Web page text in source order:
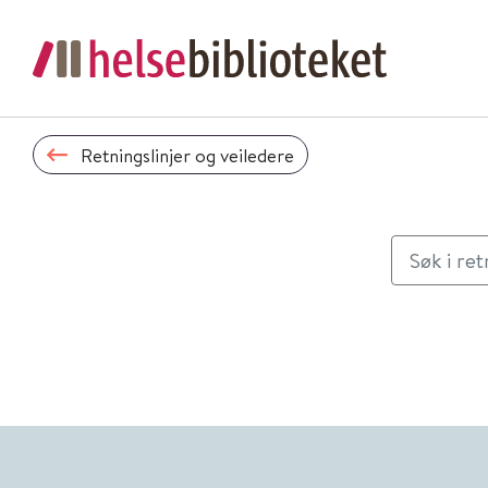
Retningslinjer og veiledere